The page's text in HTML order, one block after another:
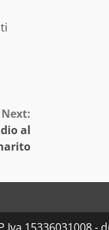
Next:
al